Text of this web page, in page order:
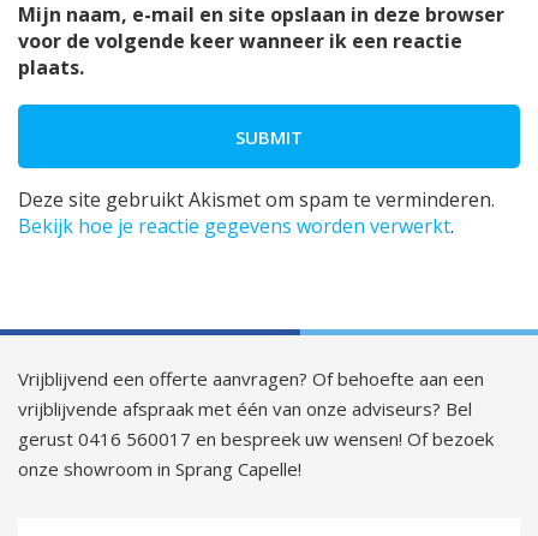
Mijn naam, e-mail en site opslaan in deze browser
voor de volgende keer wanneer ik een reactie
plaats.
Deze site gebruikt Akismet om spam te verminderen.
Bekijk hoe je reactie gegevens worden verwerkt.
Vrijblijvend een offerte aanvragen? Of behoefte aan een
vrijblijvende afspraak met één van onze adviseurs? Bel
gerust 0416 560017 en bespreek uw wensen! Of bezoek
onze showroom in Sprang Capelle!